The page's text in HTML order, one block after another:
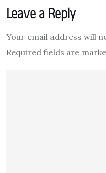
Leave a Reply
Your email address will
Required fields are